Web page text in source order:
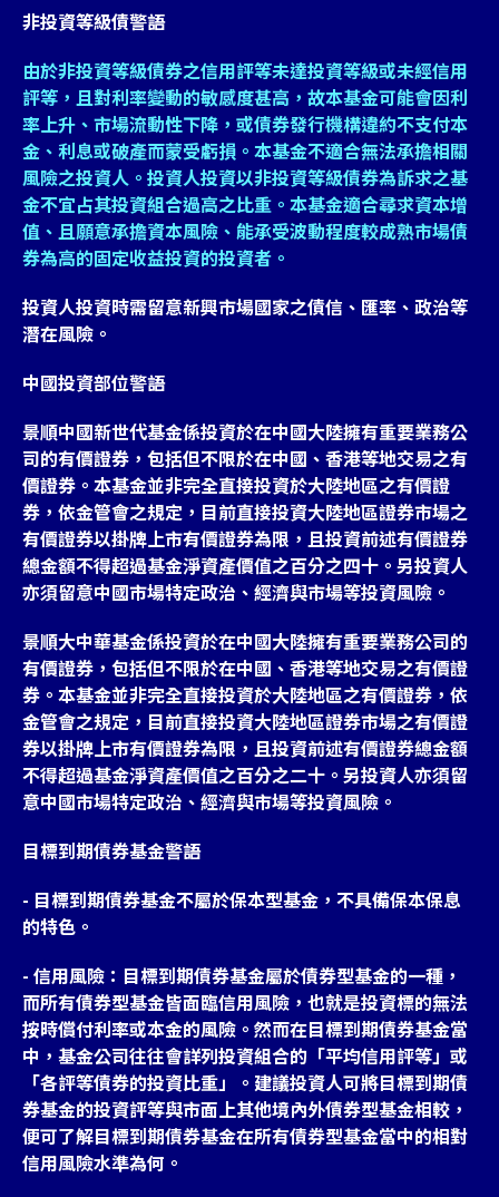
非投資等級債警語
由於非投資等級債券之信用評等未達投資等級或未經信用
評等，且對利率變動的敏感度甚高，故本基金可能會因利
率上升、市場流動性下降，或債券發行機構違約不支付本
金、利息或破產而蒙受虧損。本基金不適合無法承擔相關
風險之投資人。投資人投資以非投資等級債券為訴求之基
金不宜占其投資組合過高之比重。本基金適合尋求資本增
值、且願意承擔資本風險、能承受波動程度較成熟市場債
券為高的固定收益投資的投資者。
投資人投資時需留意新興市場國家之債信、匯率、政治等
潛在風險。
中國投資部位警語
景順中國新世代基金係投資於在中國大陸擁有重要業務公
司的有價證券，包括但不限於在中國、香港等地交易之有
價證券。本基金並非完全直接投資於大陸地區之有價證
券，依金管會之規定，目前直接投資大陸地區證券市場之
有價證券以掛牌上市有價證券為限，且投資前述有價證券
總金額不得超過基金淨資產價值之百分之四十。另投資人
亦須留意中國市場特定政治、經濟與市場等投資風險。
景順大中華基金係投資於在中國大陸擁有重要業務公司的
有價證券，包括但不限於在中國、香港等地交易之有價證
券。本基金並非完全直接投資於大陸地區之有價證券，依
金管會之規定，目前直接投資大陸地區證券市場之有價證
券以掛牌上市有價證券為限，且投資前述有價證券總金額
不得超過基金淨資產價值之百分之二十。另投資人亦須留
意中國市場特定政治、經濟與市場等投資風險。
目標到期債券基金警語
- 目標到期債券基金不屬於保本型基金，不具備保本保息
的特色。
- 信用風險：目標到期債券基金屬於債券型基金的一種，
而所有債券型基金皆面臨信用風險，也就是投資標的無法
按時償付利率或本金的風險。然而在目標到期債券基金當
中，基金公司往往會詳列投資組合的「平均信用評等」或
「各評等債券的投資比重」。建議投資人可將目標到期債
券基金的投資評等與市面上其他境內外債券型基金相較，
便可了解目標到期債券基金在所有債券型基金當中的相對
信用風險水準為何。